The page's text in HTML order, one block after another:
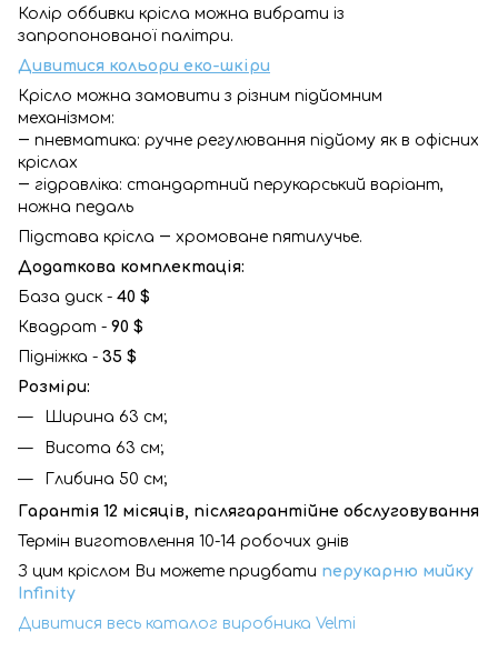
Колір оббивки крісла можна вибрати із
запропонованої палітри.
Дивитися кольори еко-шкіри
Крісло можна замовити з різним підйомним
механізмом:
― пневматика: ручне регулювання підйому як в офісних
кріслах
― гідравліка: стандартний перукарський варіант,
ножна педаль
Підстава крісла ― хромоване пятилучье.
Додаткова комплектація:
База диск - 40 $
Квадрат - 90 $
Підніжка - 35 $
Розміри:
Ширина 63 см;
Висота 63 см;
Глибина 50 см;
Гарантія 12 місяців, післягарантійне обслуговування
Термін виготовлення 10-14 робочих днів
З цим кріслом Ви можете придбати перукарню мийку
Infinity
Дивитися весь каталог виробника Velmi